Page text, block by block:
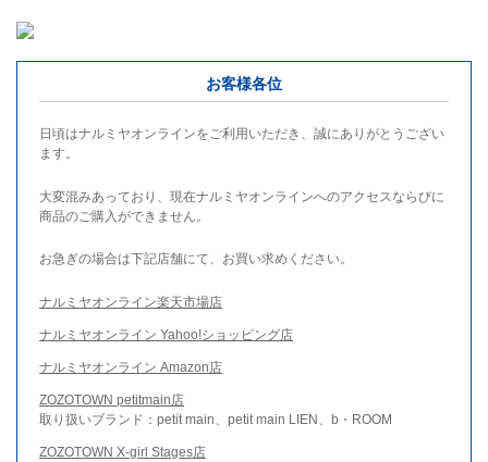
お客様各位
日頃はナルミヤオンラインをご利用いただき、誠にありがとうござい
ます。
大変混みあっており、現在ナルミヤオンラインへのアクセスならびに
商品のご購入ができません。
お急ぎの場合は下記店舗にて、お買い求めください。
ナルミヤオンライン楽天市場店
ナルミヤオンライン Yahoo!ショッピング店
ナルミヤオンライン Amazon店
ZOZOTOWN petitmain店
取り扱いブランド：petit main、petit main LIEN、b・ROOM
ZOZOTOWN X-girl Stages店